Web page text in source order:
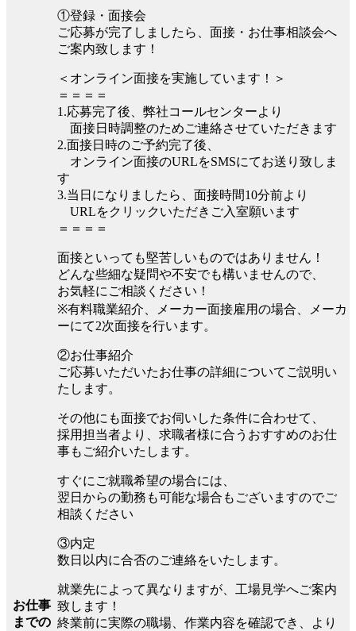
お仕事
までの
①登録・面接会
ご応募が完了しましたら、面接・お仕事相談会へ
ご案内致します！
＜オンライン面接を実施しています！＞
＝＝＝＝
1.応募完了後、弊社コールセンターより
面接日時調整のためご連絡させていただきます
2.面接日時のご予約完了後、
オンライン面接のURLをSMSにてお送り致しま
す
3.当日になりましたら、面接時間10分前より
URLをクリックいただきご入室願います
＝＝＝＝
面接といっても堅苦しいものではありません！
どんな些細な疑問や不安でも構いませんので、
お気軽にご相談ください！
※有料職業紹介、メーカー面接雇用の場合、メーカ
ーにて2次面接を行います。
②お仕事紹介
ご応募いただいたお仕事の詳細についてご説明い
たします。
その他にも面接でお伺いした条件に合わせて、
採用担当者より、求職者様に合うおすすめのお仕
事もご紹介いたします。
すぐにご就職希望の場合には、
翌日からの勤務も可能な場合もございますのでご
相談ください
③内定
数日以内に合否のご連絡をいたします。
就業先によって異なりますが、工場見学へご案内
致します！
終業前に実際の職場、作業内容を確認でき、より